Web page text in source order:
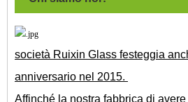
società Ruixin Glass festeggia
anniversario nel 2015.
Affinché la nostra fabbrica di